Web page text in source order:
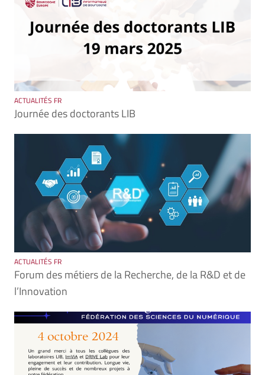
ACTUALITÉS FR
Journée des doctorants LIB
ACTUALITÉS FR
Forum des métiers de la Recherche, de la R&D et de
l’Innovation